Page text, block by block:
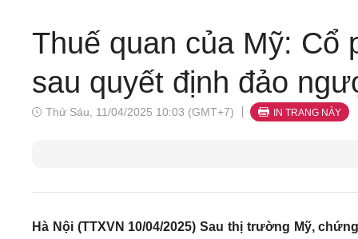
Thuế quan của Mỹ: Cổ
sau quyết định đảo
Thứ Sáu, 11/04/2025 10:03 (GMT+7) IN TRANG NÀY
Hà Nội (TTXVN 10/04/2025) Sau thị trường Mỹ,